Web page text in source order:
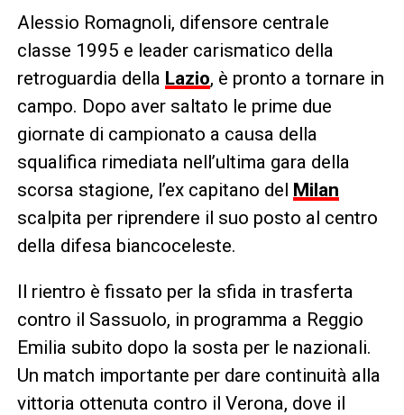
Alessio Romagnoli, difensore centrale
classe 1995 e leader carismatico della
retroguardia della Lazio, è pronto a tornare in
campo. Dopo aver saltato le prime due
giornate di campionato a causa della
squalifica rimediata nell’ultima gara della
scorsa stagione, l’ex capitano del Milan
scalpita per riprendere il suo posto al centro
della difesa biancoceleste.
Il rientro è fissato per la sfida in trasferta
contro il Sassuolo, in programma a Reggio
Emilia subito dopo la sosta per le nazionali.
Un match importante per dare continuità alla
vittoria ottenuta contro il Verona, dove il